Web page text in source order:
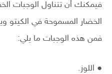
فيمكنك أن تتناول الوجبات
الخضار المسموحة في الكيتو
فمن هذه الوجبات ما يلي:
● اللوز.